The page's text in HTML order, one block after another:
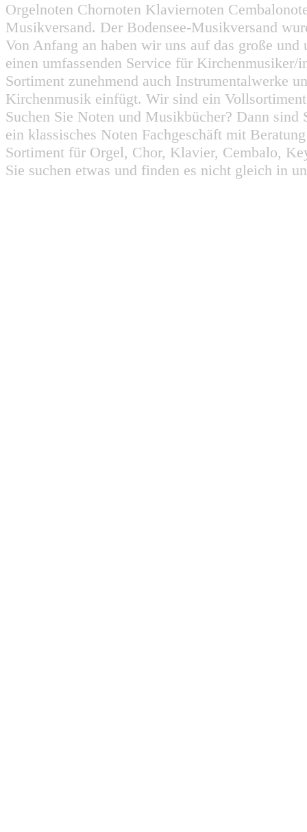
Orgelnoten Chornoten Klaviernoten
Musikversand. Der Bodensee-Musikversand
Von Anfang an haben wir uns auf das große
einen umfassenden Service für
Sortiment zunehmend auch Instrumentalwerke
Kirchenmusik einfügt. Wir sind ein
Suchen Sie Noten und Musikbücher? Dann
ein klassisches Noten Fachgeschäft mit
Sortiment für Orgel, Chor, Klavier, Cembalo,
Sie suchen etwas und finden es nicht gleich in